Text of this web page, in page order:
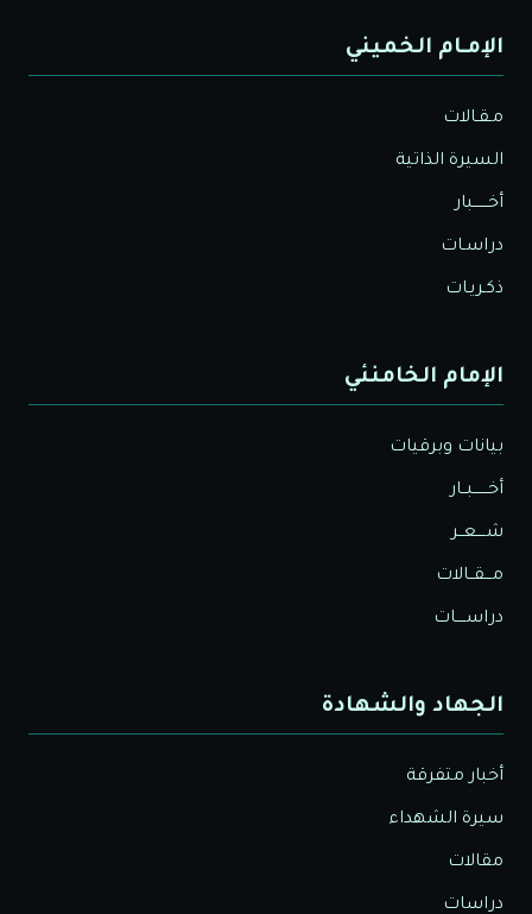
الإمـام الخميني
مـقـالات
السيرة الذاتية
أخــــــبار
دراسـات
ذكـريـات
الإمام الخامنئي
بيانات وبرقيات
أخــــــبــار
شــــعــر
مـــقــالات
دراســــات
الجهاد والشهادة
أخبار متفرقة
سيرة الشهداء
مقالات
دراسات